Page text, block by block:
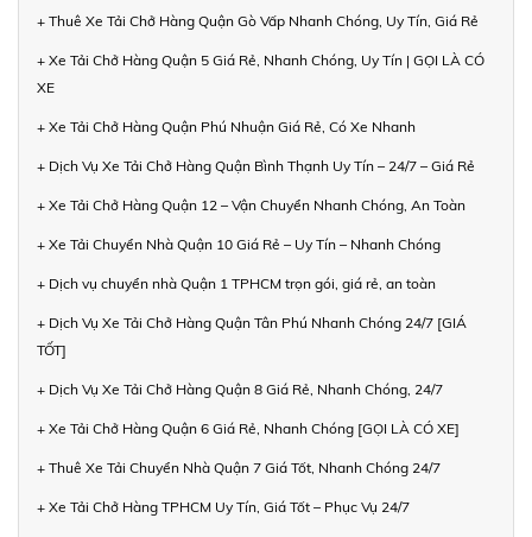
+ Thuê Xe Tải Chở Hàng Quận Gò Vấp Nhanh Chóng, Uy Tín, Giá Rẻ
+ Xe Tải Chở Hàng Quận 5 Giá Rẻ, Nhanh Chóng, Uy Tín | GỌI LÀ CÓ
XE
+ Xe Tải Chở Hàng Quận Phú Nhuận Giá Rẻ, Có Xe Nhanh
+ Dịch Vụ Xe Tải Chở Hàng Quận Bình Thạnh Uy Tín – 24/7 – Giá Rẻ
+ Xe Tải Chở Hàng Quận 12 – Vận Chuyển Nhanh Chóng, An Toàn
+ Xe Tải Chuyển Nhà Quận 10 Giá Rẻ – Uy Tín – Nhanh Chóng
+ Dịch vụ chuyển nhà Quận 1 TPHCM trọn gói, giá rẻ, an toàn
+ Dịch Vụ Xe Tải Chở Hàng Quận Tân Phú Nhanh Chóng 24/7 [GIÁ
TỐT]
+ Dịch Vụ Xe Tải Chở Hàng Quận 8 Giá Rẻ, Nhanh Chóng, 24/7
+ Xe Tải Chở Hàng Quận 6 Giá Rẻ, Nhanh Chóng [GỌI LÀ CÓ XE]
+ Thuê Xe Tải Chuyển Nhà Quận 7 Giá Tốt, Nhanh Chóng 24/7
+ Xe Tải Chở Hàng TPHCM Uy Tín, Giá Tốt – Phục Vụ 24/7